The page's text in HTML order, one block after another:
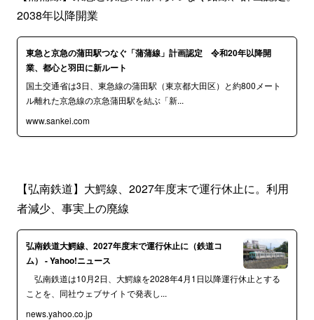
2038年以降開業
東急と京急の蒲田駅つなぐ「蒲蒲線」計画認定 令和20年以降開
業、都心と羽田に新ルート
国土交通省は3日、東急線の蒲田駅（東京都大田区）と約800メート
ル離れた京急線の京急蒲田駅を結ぶ「新...
www.sankei.com
【弘南鉄道】大鰐線、2027年度末で運行休止に。利用
者減少、事実上の廃線
弘南鉄道大鰐線、2027年度末で運行休止に（鉄道コ
ム） - Yahoo!ニュース
弘南鉄道は10月2日、大鰐線を2028年4月1日以降運行休止とする
ことを、同社ウェブサイトで発表し...
news.yahoo.co.jp